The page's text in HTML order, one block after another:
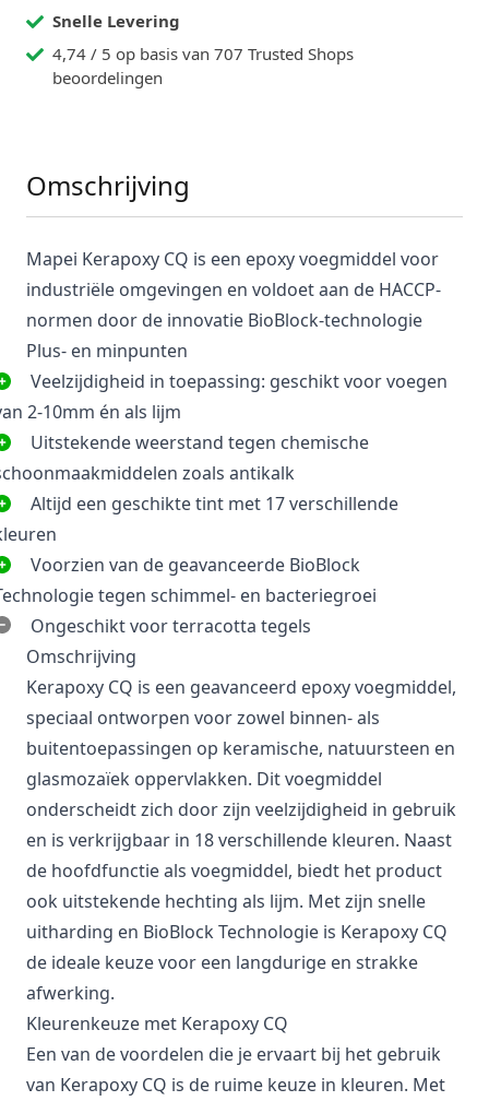
Snelle Levering
4,74 / 5 op basis van 707 Trusted Shops
beoordelingen
Omschrijving
Mapei Kerapoxy CQ is een epoxy voegmiddel voor
industriële omgevingen en voldoet aan de HACCP-
normen door de innovatie BioBlock-technologie
Plus- en minpunten
Veelzijdigheid in toepassing: geschikt voor voegen
2-10mm én als lijm
Uitstekende weerstand tegen chemische
zoals antikalk
Altijd een geschikte tint met 17 verschillende
Voorzien van de geavanceerde BioBlock
tegen schimmel- en bacteriegroei
Ongeschikt voor terracotta tegels
Omschrijving
Kerapoxy CQ is een geavanceerd epoxy voegmiddel,
speciaal ontworpen voor zowel binnen- als
buitentoepassingen op keramische, natuursteen en
glasmozaïek oppervlakken. Dit voegmiddel
onderscheidt zich door zijn veelzijdigheid in gebruik
en is verkrijgbaar in 18 verschillende kleuren. Naast
de hoofdfunctie als voegmiddel, biedt het product
ook uitstekende hechting als lijm. Met zijn snelle
uitharding en BioBlock Technologie is Kerapoxy CQ
de ideale keuze voor een langdurige en strakke
afwerking.
Kleurenkeuze met Kerapoxy CQ
Een van de voordelen die je ervaart bij het gebruik
van Kerapoxy CQ is de ruime keuze in kleuren. Met